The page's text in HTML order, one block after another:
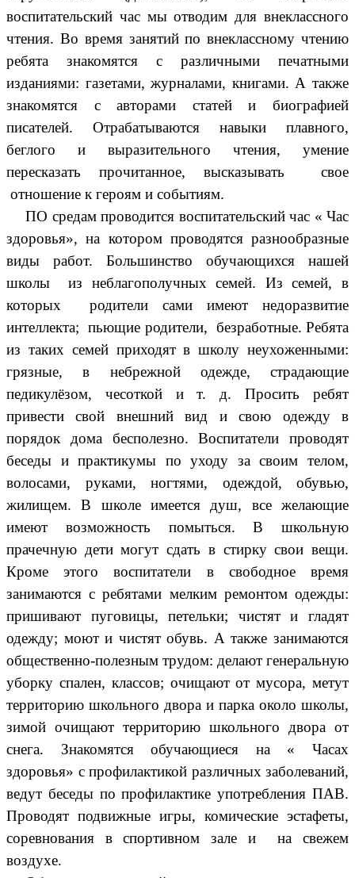
воспитательский час мы отводим для внеклассного
чтения. Во время занятий по внеклассному чтению
ребята знакомятся с различными печатными
изданиями: газетами, журналами, книгами. А также
знакомятся с авторами статей и биографией
писателей. Отрабатываются навыки плавного,
беглого и выразительного чтения, умение
пересказать прочитанное, высказывать свое
отношение к героям и событиям.
ПО средам проводится воспитательский час « Час
здоровья», на котором проводятся разнообразные
виды работ. Большинство обучающихся нашей
школы из неблагополучных семей. Из семей, в
которых родители сами имеют недоразвитие
интеллекта; пьющие родители, безработные. Ребята
из таких семей приходят в школу неухоженными:
грязные, в небрежной одежде, страдающие
педикулёзом, чесоткой и т. д. Просить ребят
привести свой внешний вид и свою одежду в
порядок дома бесполезно. Воспитатели проводят
беседы и практикумы по уходу за своим телом,
волосами, руками, ногтями, одеждой, обувью,
жилищем. В школе имеется душ, все желающие
имеют возможность помыться. В школьную
прачечную дети могут сдать в стирку свои вещи.
Кроме этого воспитатели в свободное время
занимаются с ребятами мелким ремонтом одежды:
пришивают пуговицы, петельки; чистят и гладят
одежду; моют и чистят обувь. А также занимаются
общественно-полезным трудом: делают генеральную
уборку спален, классов; очищают от мусора, метут
территорию школьного двора и парка около школы,
зимой очищают территорию школьного двора от
снега. Знакомятся обучающиеся на « Часах
здоровья» с профилактикой различных заболеваний,
ведут беседы по профилактике употребления ПАВ.
Проводят подвижные игры, комические эстафеты,
соревнования в спортивном зале и на свежем
воздухе.